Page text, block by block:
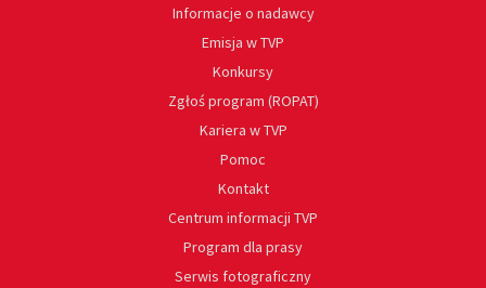
Informacje o nadawcy
Emisja w TVP
Konkursy
Zgłoś program (ROPAT)
Kariera w TVP
Pomoc
Kontakt
Centrum informacji TVP
Program dla prasy
Serwis fotograficzny